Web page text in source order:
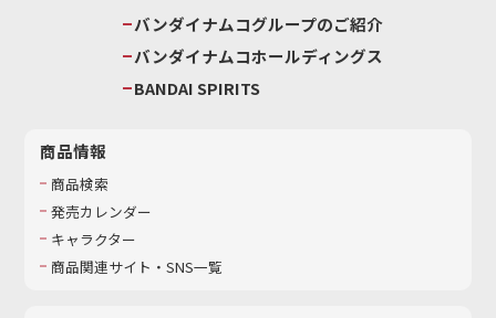
バンダイナムコグループのご紹介
バンダイナムコホールディングス
BANDAI SPIRITS
商品情報
商品検索
発売カレンダー
キャラクター
商品関連サイト・SNS一覧